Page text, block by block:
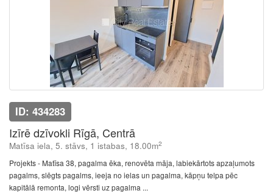
ID: 434283
Izīrē dzīvokli Rīgā, Centrā
Matīsa iela, 5. stāvs, 1 istabas, 18.00m2
Projekts - Matīsa 38, pagalma ēka, renovēta māja, labiekārtots apzaļumots
pagalms, slēgts pagalms, ieeja no ielas un pagalma, kāpņu telpa pēc
kapitālā remonta, logi vērsti uz pagalma ...